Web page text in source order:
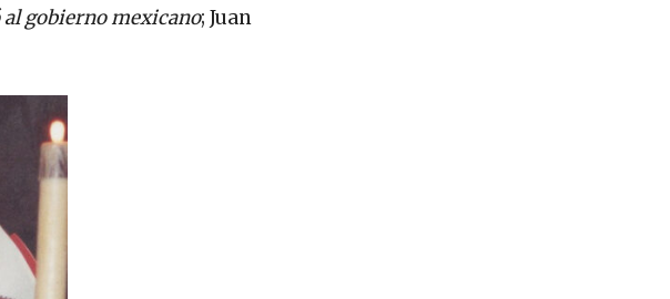
gobierno mexicano; Juan